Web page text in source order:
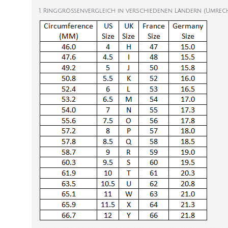
1. Ringgrößenvergleich in verschiedenen Ländern